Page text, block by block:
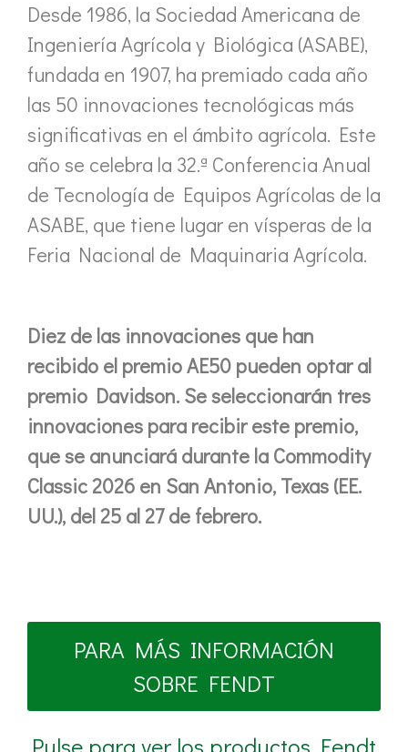
Desde 1986, la Sociedad Americana de
Ingeniería Agrícola y Biológica (ASABE),
fundada en 1907, ha premiado cada año
las 50 innovaciones tecnológicas más
significativas en el ámbito agrícola. Este
año se celebra la 32.ª Conferencia Anual
de Tecnología de Equipos Agrícolas de la
ASABE, que tiene lugar en vísperas de la
Feria Nacional de Maquinaria Agrícola.
Diez de las innovaciones que han
recibido el premio AE50 pueden optar al
premio Davidson. Se seleccionarán tres
innovaciones para recibir este premio,
que se anunciará durante la Commodity
Classic 2026 en San Antonio, Texas (EE.
UU.), del 25 al 27 de febrero.
PARA MÁS INFORMACIÓN
SOBRE FENDT
Pulse para ver los productos Fendt